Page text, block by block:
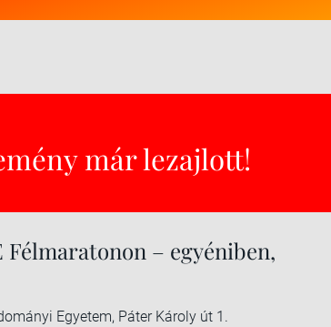
már lezajlott!
Félmaratonon – egyéniben,
Egyetem, Páter Károly út 1.